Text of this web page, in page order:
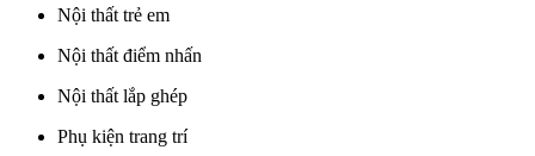
Nội thất trẻ em
Nội thất điểm nhấn
Nội thất lắp ghép
Phụ kiện trang trí